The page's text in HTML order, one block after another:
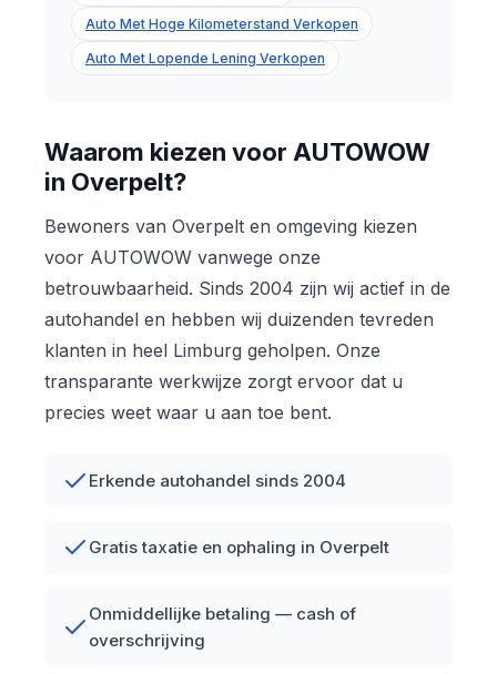
Auto Met Hoge Kilometerstand Verkopen
Auto Met Lopende Lening Verkopen
Waarom kiezen voor AUTOWOW
in Overpelt?
Bewoners van Overpelt en omgeving kiezen
voor AUTOWOW vanwege onze
betrouwbaarheid. Sinds 2004 zijn wij actief in de
autohandel en hebben wij duizenden tevreden
klanten in heel Limburg geholpen. Onze
transparante werkwijze zorgt ervoor dat u
precies weet waar u aan toe bent.
Erkende autohandel sinds 2004
Gratis taxatie en ophaling in Overpelt
Onmiddellijke betaling — cash of
overschrijving